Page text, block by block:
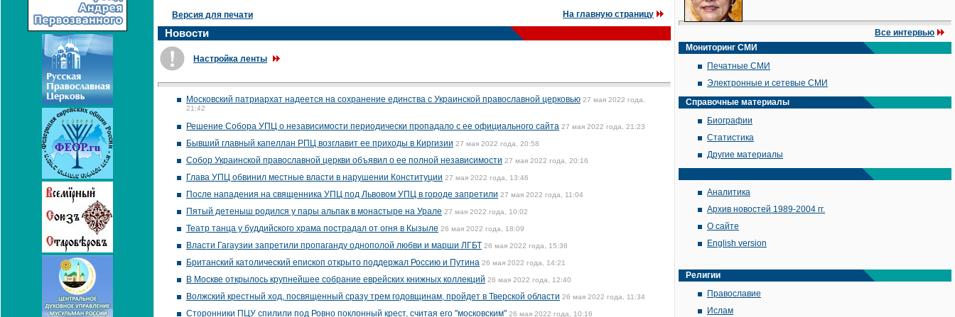
Версия для печати На главную страницу
Новости
Настройка ленты
Московский патриархат надеется на сохранение единства с Украинской православной церковью 27 мая 2022 года,
21:42
Решение Собора УПЦ о независимости периодически пропадало с ее официального сайта 27 мая 2022 года, 21:23
Бывший главный капеллан РПЦ возглавит ее приходы в Киргизии 27 мая 2022 года, 20:58
Собор Украинской православной церкви объявил о ее полной независимости 27 мая 2022 года, 20:16
Глава УПЦ обвинил местные власти в нарушении Конституции 27 мая 2022 года, 13:46
После нападения на священника УПЦ под Львовом УПЦ в городе запретили 27 мая 2022 года, 11:04
Пятый детеныш родился у пары альпак в монастыре на Урале 27 мая 2022 года, 10:02
Театр танца у буддийского храма пострадал от огня в Кызыле 26 мая 2022 года, 18:09
Власти Гагаузии запретили пропаганду однополой любви и марши ЛГБТ 26 мая 2022 года, 15:36
Британский католический епископ открыто поддержал Россию и Путина 26 мая 2022 года, 14:21
В Москве открылось крупнейшее собрание еврейских книжных коллекций 26 мая 2022 года, 12:40
Волжский крестный ход, посвященный сразу трем годовщинам, пройдет в Тверской области 26 мая 2022 года, 11:34
Сторонники ПЦУ спилили под Ровно поклонный крест, считая его "московским" 26 мая 2022 года, 10:16
Все интервью
Мониторинг СМИ
Печатные СМИ
Электронные и сетевые СМИ
Справочные материалы
Биографии
Статистика
Другие материалы
Аналитика
Архив новостей 1989-2004 гг.
О сайте
English version
Религии
Православие
Ислам